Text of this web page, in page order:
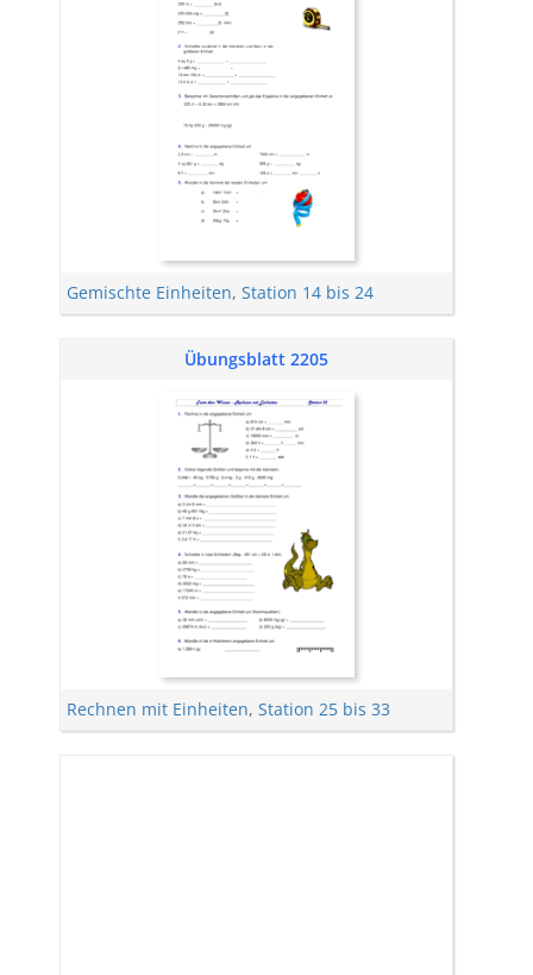
Gemischte Einheiten, Station 14 bis 24
Übungsblatt 2205
Rechnen mit Einheiten, Station 25 bis 33